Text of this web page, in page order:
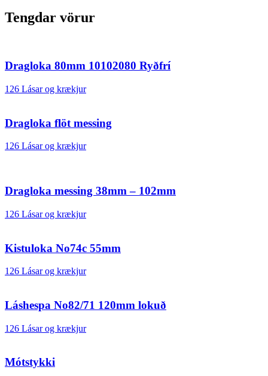
Tengdar vörur
Dragloka 80mm 10102080 Ryðfrí
126 Lásar og krækjur
Dragloka flöt messing
126 Lásar og krækjur
Dragloka messing 38mm – 102mm
126 Lásar og krækjur
Kistuloka No74c 55mm
126 Lásar og krækjur
Láshespa No82/71 120mm lokuð
126 Lásar og krækjur
Mótstykki